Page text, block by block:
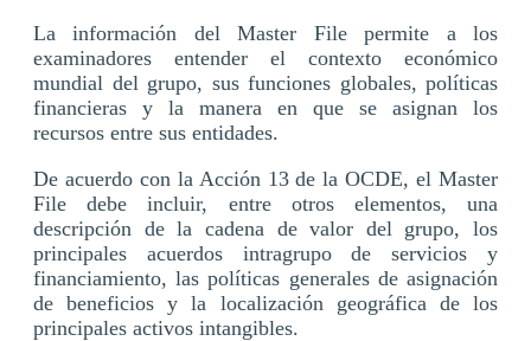
La información del Master File permite a los
examinadores entender el contexto económico
mundial del grupo, sus funciones globales, políticas
financieras y la manera en que se asignan los
recursos entre sus entidades.
De acuerdo con la Acción 13 de la OCDE, el Master
File debe incluir, entre otros elementos, una
descripción de la cadena de valor del grupo, los
principales acuerdos intragrupo de servicios y
financiamiento, las políticas generales de asignación
de beneficios y la localización geográfica de los
principales activos intangibles.